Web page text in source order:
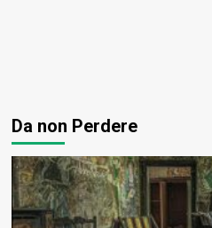
Da non Perdere